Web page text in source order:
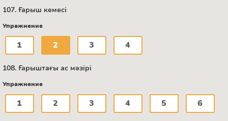
107. Ғарыш кемесі
Упражнение
1 2 3 4
108. Ғарыштағы ас мәзірі
Упражнение
1 2 3 4 5 6